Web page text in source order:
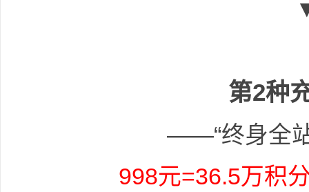
第2种
——“终身全
998元=36.5万积